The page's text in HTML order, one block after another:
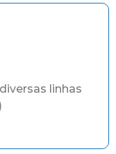
linhas